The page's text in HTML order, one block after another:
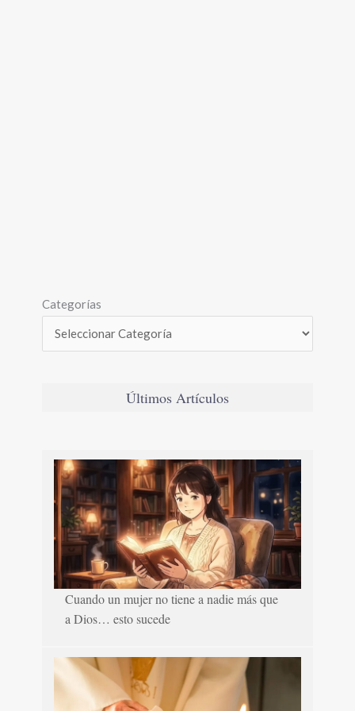
Categorías
Últimos Artículos
Cuando un mujer no tiene a nadie más que
a Dios… esto sucede